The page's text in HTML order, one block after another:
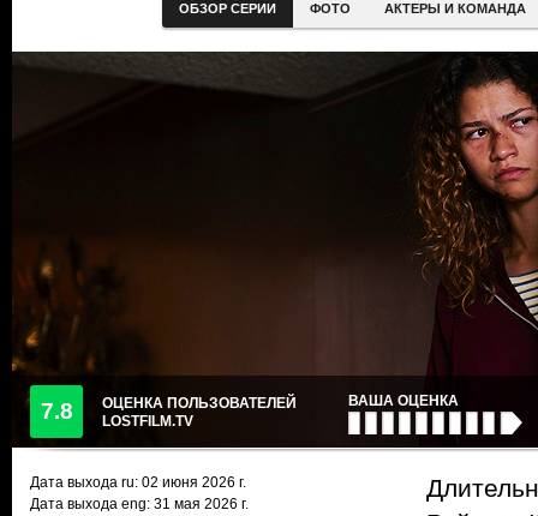
ОБЗОР СЕРИИ ФОТО АКТЕРЫ И КОМАНДА
7.8
ОЦЕНКА ПОЛЬЗОВАТЕЛЕЙ
LOSTFILM.TV
ВАША ОЦЕНКА
Дата выхода ru: 02 июня 2026 г.
Дата выхода eng: 31 мая 2026 г.